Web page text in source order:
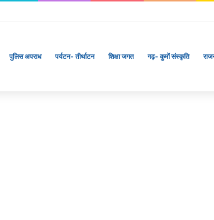
पुलिस अपराध पर्यटन- तीर्थाटन शिक्षा जगत गढ़- कुमों संस्कृति